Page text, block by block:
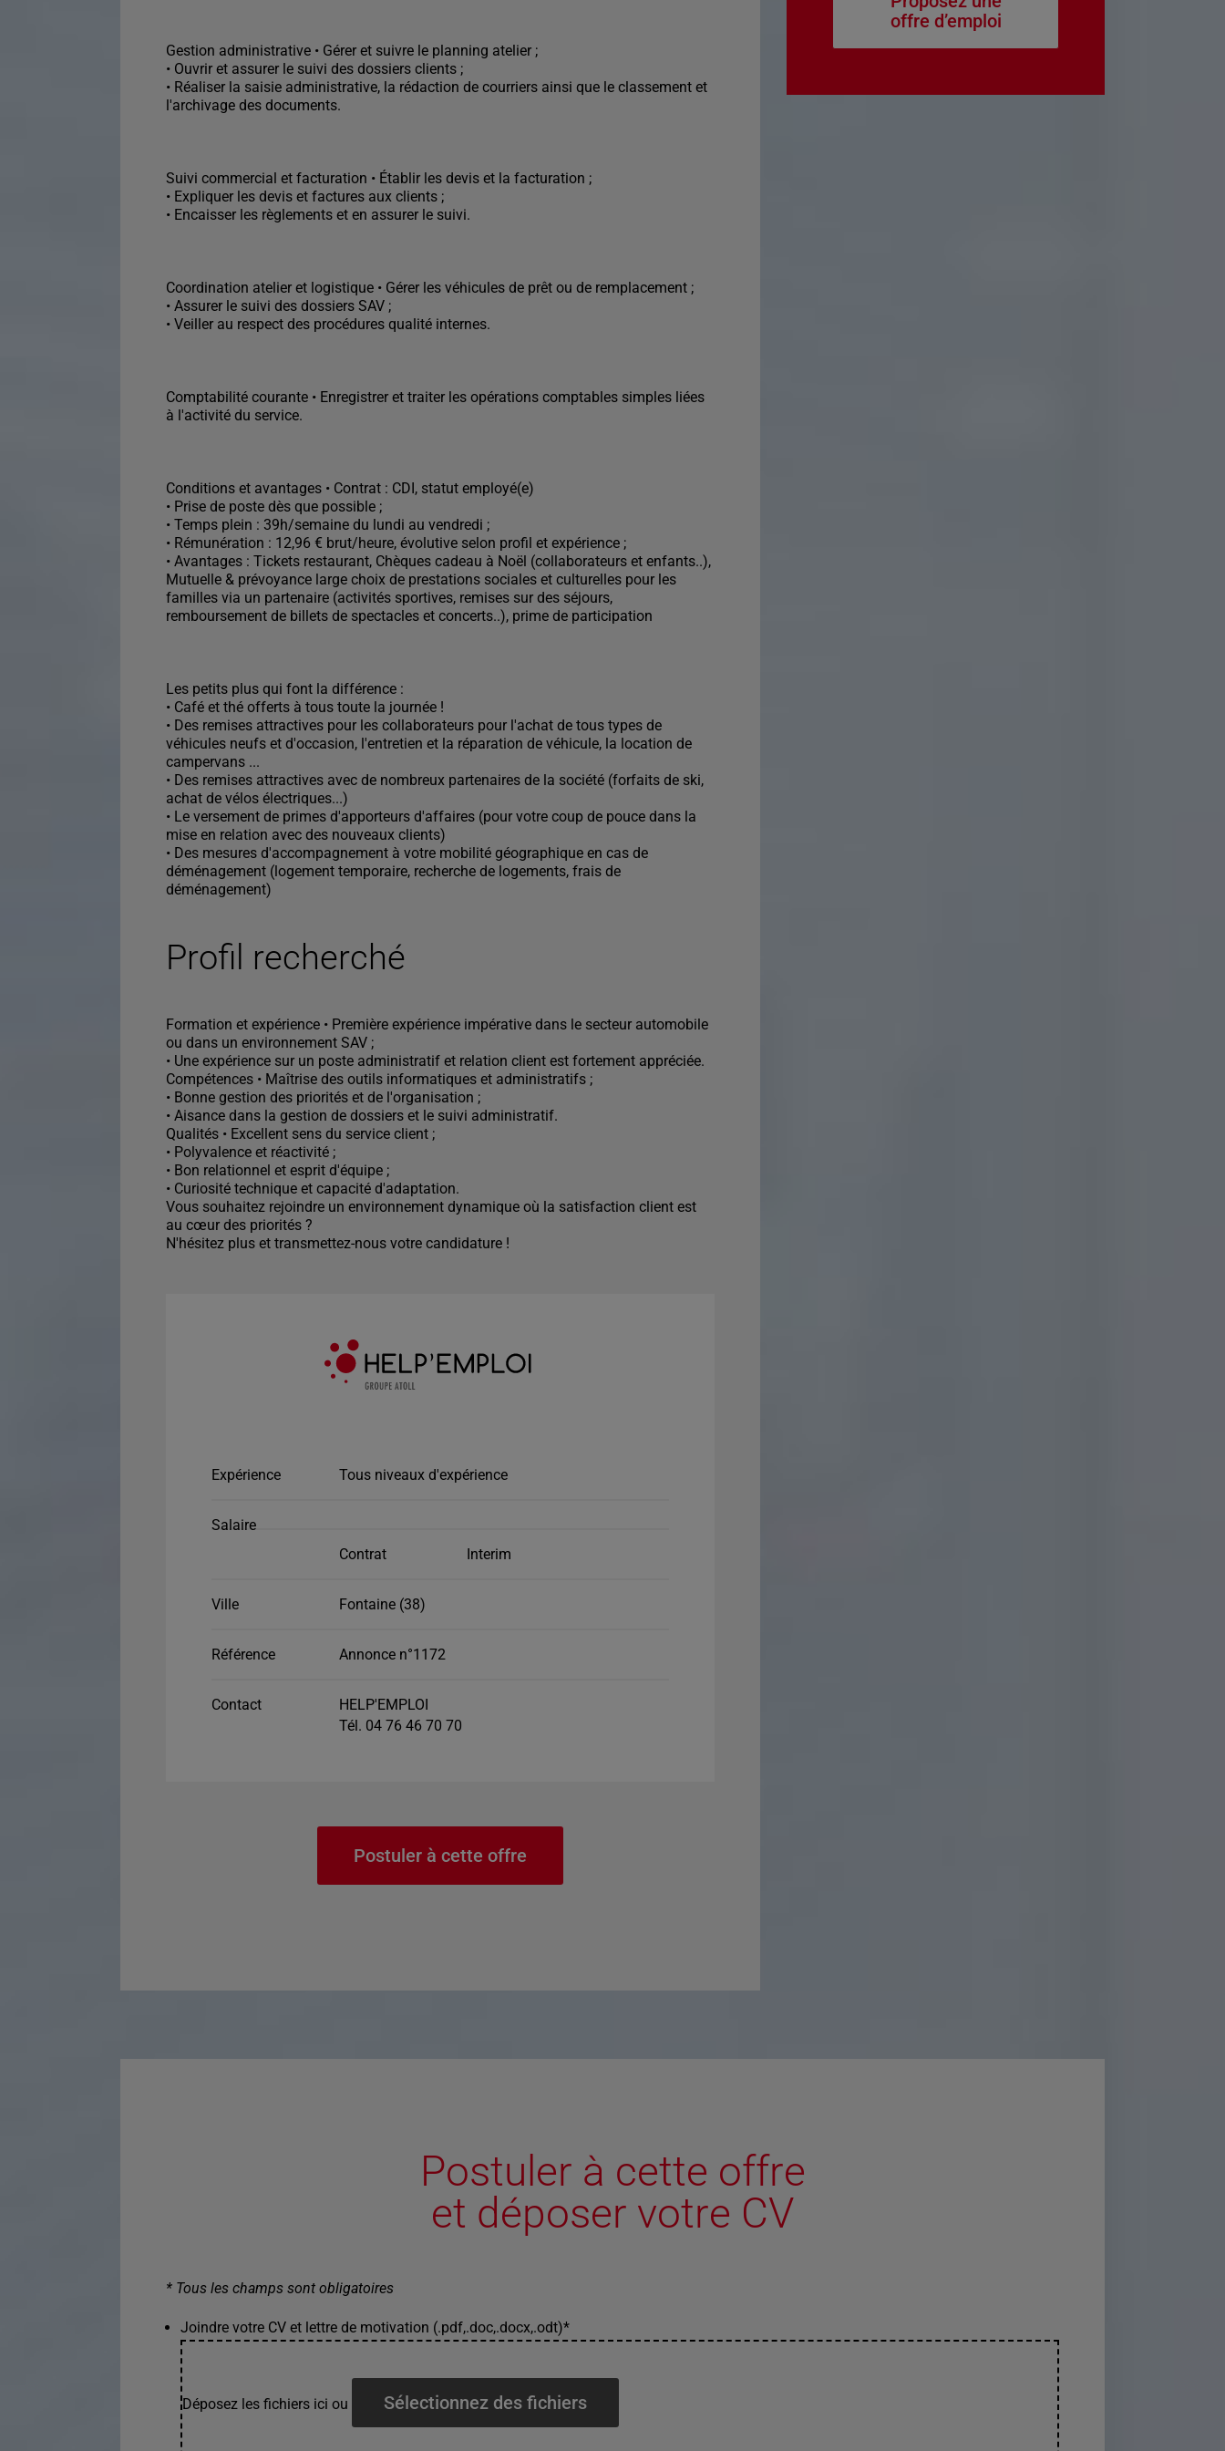
Gestion administrative • Gérer et suivre le planning atelier ;
• Ouvrir et assurer le suivi des dossiers clients ;
• Réaliser la saisie administrative, la rédaction de courriers ainsi que le classement et
l'archivage des documents.
Suivi commercial et facturation • Établir les devis et la facturation ;
• Expliquer les devis et factures aux clients ;
• Encaisser les règlements et en assurer le suivi.
Coordination atelier et logistique • Gérer les véhicules de prêt ou de remplacement ;
• Assurer le suivi des dossiers SAV ;
• Veiller au respect des procédures qualité internes.
Comptabilité courante • Enregistrer et traiter les opérations comptables simples liées
à l'activité du service.
Conditions et avantages • Contrat : CDI, statut employé(e)
• Prise de poste dès que possible ;
• Temps plein : 39h/semaine du lundi au vendredi ;
• Rémunération : 12,96 € brut/heure, évolutive selon profil et expérience ;
• Avantages : Tickets restaurant, Chèques cadeau à Noël (collaborateurs et enfants..),
Mutuelle & prévoyance large choix de prestations sociales et culturelles pour les
familles via un partenaire (activités sportives, remises sur des séjours,
remboursement de billets de spectacles et concerts..), prime de participation
Les petits plus qui font la différence :
• Café et thé offerts à tous toute la journée !
• Des remises attractives pour les collaborateurs pour l'achat de tous types de
véhicules neufs et d'occasion, l'entretien et la réparation de véhicule, la location de
campervans ...
• Des remises attractives avec de nombreux partenaires de la société (forfaits de ski,
achat de vélos électriques...)
• Le versement de primes d'apporteurs d'affaires (pour votre coup de pouce dans la
mise en relation avec des nouveaux clients)
• Des mesures d'accompagnement à votre mobilité géographique en cas de
déménagement (logement temporaire, recherche de logements, frais de
déménagement)
Profil recherché
Formation et expérience • Première expérience impérative dans le secteur automobile
ou dans un environnement SAV ;
• Une expérience sur un poste administratif et relation client est fortement appréciée.
Compétences • Maîtrise des outils informatiques et administratifs ;
• Bonne gestion des priorités et de l'organisation ;
• Aisance dans la gestion de dossiers et le suivi administratif.
Qualités • Excellent sens du service client ;
• Polyvalence et réactivité ;
• Bon relationnel et esprit d'équipe ;
• Curiosité technique et capacité d'adaptation.
Vous souhaitez rejoindre un environnement dynamique où la satisfaction client est
au cœur des priorités ?
N'hésitez plus et transmettez-nous votre candidature !
Expérience Tous niveaux d'expérience
Salaire
Contrat
Interim
Ville Fontaine (38)
Référence Annonce n°1172
Contact
HELP'EMPLOI
Tél. 04 76 46 70 70
Postuler à cette offre
offre d’emploi
Postuler à cette offre
et déposer votre CV
* Tous les champs sont obligatoires
Joindre votre CV et lettre de motivation (.pdf,.doc,.docx,.odt)*
Déposez les fichiers ici ou Sélectionnez des fichiers